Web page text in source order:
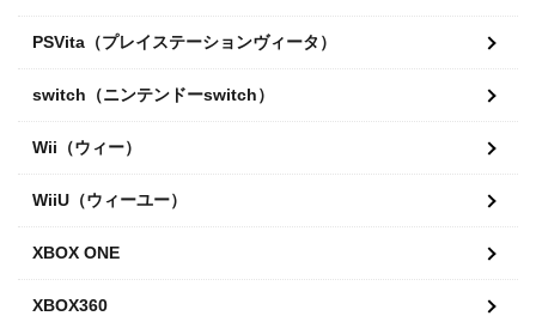
PSVita（プレイステーションヴィータ）
switch（ニンテンドーswitch）
Wii（ウィー）
WiiU（ウィーユー）
XBOX ONE
XBOX360